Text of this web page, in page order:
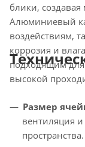
блики,
Алюминиевый
воздействиям,
коррозия и
подходящим
высокой
Размер
вентиляция
пространства.